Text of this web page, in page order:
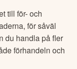
till för- och
för såväl
du handla på fler
förhandeln och